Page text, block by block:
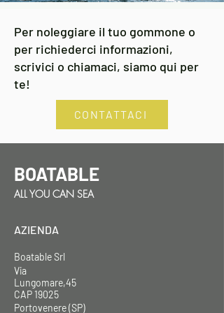
200HP
Per noleggiare il tuo gommone o
per richiederci informazioni,
scrivici o chiamaci, siamo qui per
te!
CONTATTACI
BOATABLE
ALL YOU CAN SEA
AZIENDA
Boatable Srl
Via
Lungomare,45
CAP 19025
Portovenere (SP)